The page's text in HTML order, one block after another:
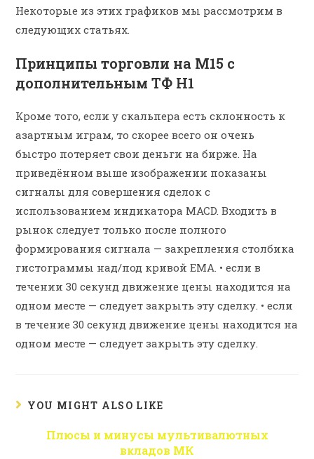
Некоторые из этих графиков мы рассмотрим в
следующих статьях.
Принципы торговли на M15 с
дополнительным ТФ H1
Кроме того, если у скальпера есть склонность к
азартным играм, то скорее всего он очень
быстро потеряет свои деньги на бирже. На
приведённом выше изображении показаны
сигналы для совершения сделок с
использованием индикатора MACD. Входить в
рынок следует только после полного
формирования сигнала — закрепления столбика
гистограммы над/под кривой ЕМА. • если в
течении 30 секунд движение цены находится на
одном месте — следует закрыть эту сделку. • если
в течение 30 секунд движение цены находится на
одном месте — следует закрыть эту сделку.
YOU MIGHT ALSO LIKE
Плюсы и минусы мультивалютных
вкладов МК